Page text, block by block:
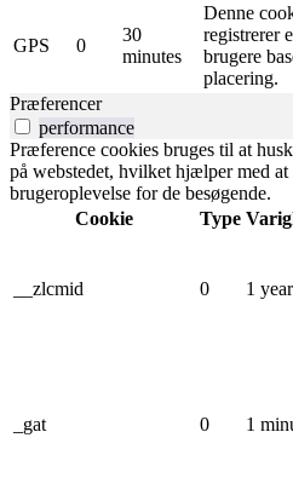
GPS 0
30
minutes
Denne
registrerer
brugere
placering.
Præferencer
performance
Præference cookies bruges til at
på webstedet, hvilket hjælper med at
brugeroplevelse for de besøgende.
Cookie
Type
__zlcmid 0 1 year
_gat 0 1